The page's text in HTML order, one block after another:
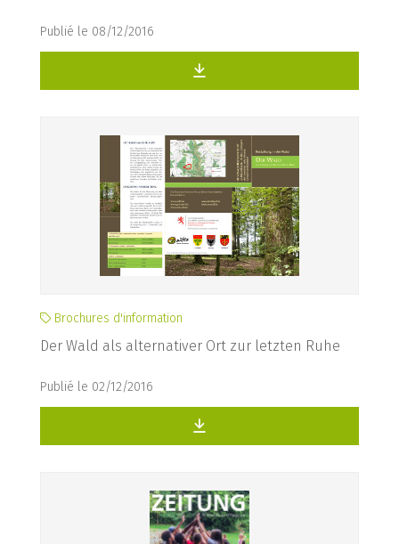
Publié le 08/12/2016
Brochures d'information
Der Wald als alternativer Ort zur letzten Ruhe
Publié le 02/12/2016